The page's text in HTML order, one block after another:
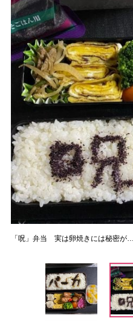
「呪」弁当 実は卵焼きには秘密が…